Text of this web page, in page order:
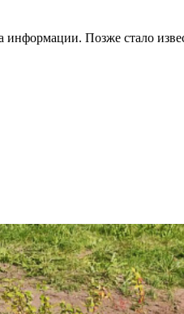
информации. Позже стало